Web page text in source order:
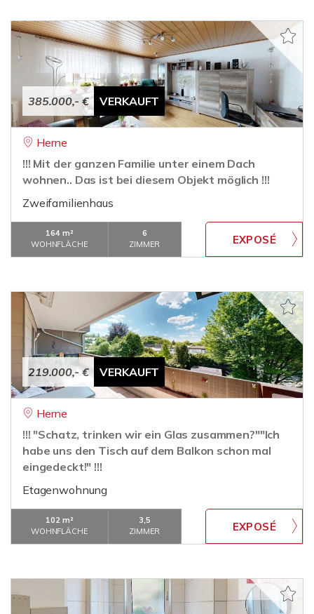
385.000,- € VERKAUFT
Herne
!!! Mit der ganzen Familie unter einem Dach
wohnen.. Das ist bei diesem Objekt möglich !!!
Zweifamilienhaus
164 m²
WOHNFLÄCHE
6
ZIMMER
219.000,- € VERKAUFT
Herne
!!! "Schatz, trinken wir ein Glas zusammen?""Ich
habe uns den Tisch auf dem Balkon schon mal
eingedeckt!" !!!
Etagenwohnung
102 m²
WOHNFLÄCHE
3,5
ZIMMER